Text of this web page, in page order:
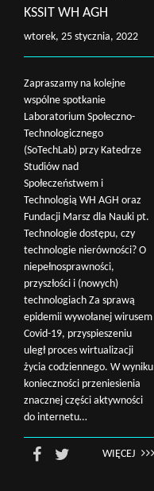
KSSIT WH AGH
wtorek, 25 stycznia, 2022
Zapraszamy na kolejne
wspólne spotkanie
Laboratorium Społeczno-
Technologicznego
(SoTechLab) przy Katedrze
Studiów nad
Społeczeństwem i
Technologią WH AGH oraz
Fundacji Marsz dla Nauki pt.
Technologie dostępu, czy
technologie nierówności? O
niepełnosprawności,
przyszłości i (nowych)
technologiach Za sprawą
epidemii wywołanej wirusem
Covid-19, przyspieszeniu
uległ proces wirtualizacji
życia codziennego. W wyniku
konieczności przeniesienia
znacznej części aktywności
do internetu…
WIĘCEJ